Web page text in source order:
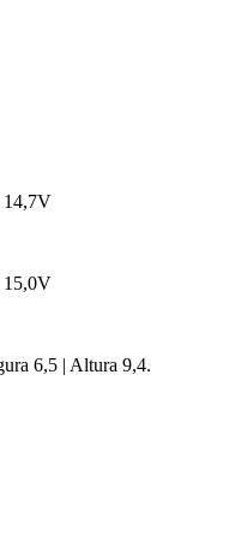
14,7V
15,0V
6,5 | Altura 9,4.